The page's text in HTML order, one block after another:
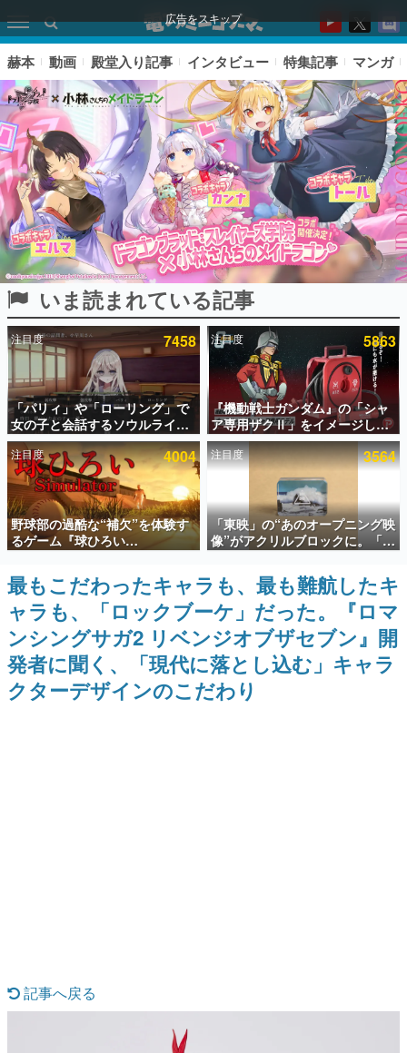
広告をスキップ
ピックアップ
電ファミのいま読まれている記事ランキング
アプリセール情報
インタビュー
連載・特集一覧
殿堂入り記事
SNS拡散数が数千以上！ ページビュー数万以上！ などな
ど。多くの人々に読まれた、電ファミ渾身の“殿堂入り”記
事をまとめました。
ゲームの企画書
名作ゲームクリエイターの方々に製作時のエピソードをお
聞きし、ヒットする企画（ゲーム）とは何か？を探ってい
きます。
この物語を解いてはいけない。『赫本』は、〈試験問題〉
の形をした短編ホラー小説集です。
なんでゲームは面白い？
ゲーム開発者・hamatsu氏がゲームの魅力を画面や操作の
具体的な形から解き明かしていく、硬派で骨太な評論連載
赫本 動画 殿堂入り記事 インタビュー 特集記事 マンガ
いま読まれている記事
注目度 7458
「パリィ」や「ローリング」で
女の子と会話するソウルライク
恋愛ゲーム『小早川さんはソウ
ルライク』無料公開。返事に失
敗すると「YOU DIED」
注目度 5863
『機動戦士ガンダム』の「シャ
ア専用ザクⅡ」をイメージした
散水ホースリールが予約開始。
本体にはシャアのパーソナルマ
ークやジオン公国軍のエンブレ
ム、型式番号などを配置
注目度 4004
野球部の過酷な“補欠”を体験す
るゲーム『球ひろい
Simulator』が「1件」のウィッ
シュリストをもとにチェコ語に
対応しSNSで話題に。『キング
ダム・カム』開発元やチェコの
プロ野球選手から称賛の声
注目度 3564
「東映」の“あのオープニング映
像”がアクリルブロックに。「東
映ヒストリカル グッズコレクシ
ョン」が8月下旬より発売
最もこだわったキャラも、最も難航したキ
ャラも、「ロックブーケ」だった。『ロマ
ンシングサガ2 リベンジオブザセブン』開
発者に聞く、「現代に落とし込む」キャラ
クターデザインのこだわり
記事へ戻る